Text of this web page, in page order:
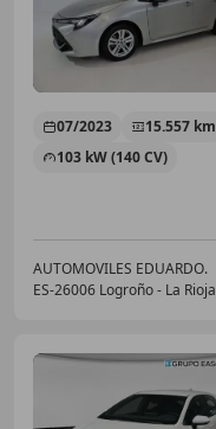
07/2023 15.557 km
103 kW (140 CV)
AUTOMOVILES EDUARDO.
ES-26006 Logroño - La Rioja